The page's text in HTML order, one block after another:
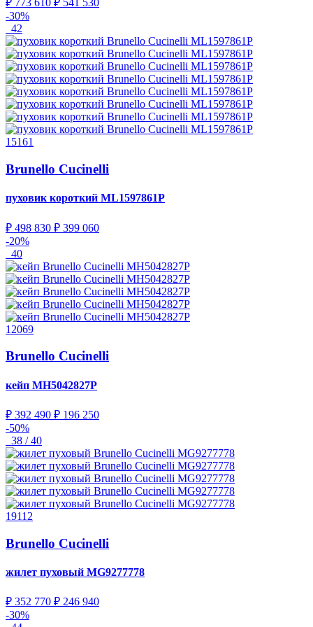
₽ 773 610 ₽ 541 530
-30%
42
15161
Brunello Cucinelli
пуховик короткий ML1597861P
₽ 498 830 ₽ 399 060
-20%
40
12069
Brunello Cucinelli
кейп MH5042827P
₽ 392 490 ₽ 196 250
-50%
38 / 40
19112
Brunello Cucinelli
жилет пуховый MG9277778
₽ 352 770 ₽ 246 940
-30%